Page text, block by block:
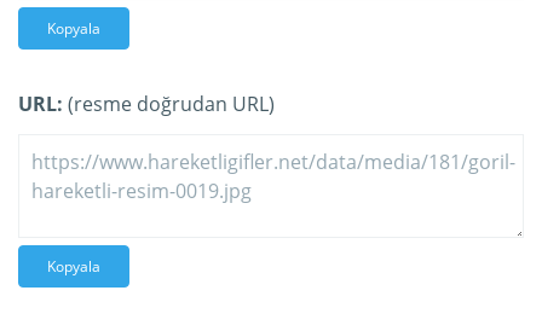
Kopyala
URL: (resme doğrudan URL)
Kopyala